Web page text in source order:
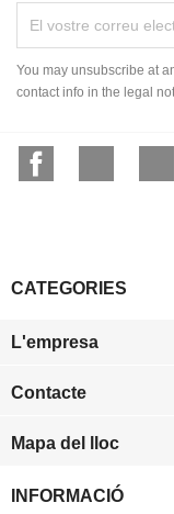
You may unsubscribe at
contact info in the legal
CATEGORIES
L'empresa
Contacte
Mapa del lloc
INFORMACIÓ